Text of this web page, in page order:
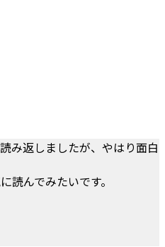
み返しましたが、やはり面白
読んでみたいです。